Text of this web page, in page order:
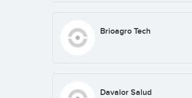
Brioagro Tech
Davalor Salud